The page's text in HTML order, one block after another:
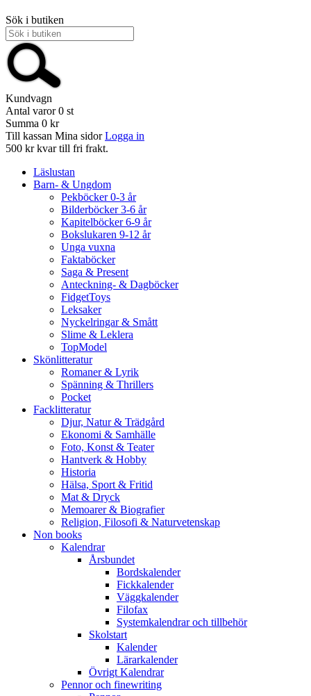
Sök i butiken
Kundvagn
Antal varor 0 st
Summa 0 kr
Till kassan Mina sidor Logga in
500 kr kvar till fri frakt.
Läslustan
Barn- & Ungdom
Pekböcker 0-3 år
Bilderböcker 3-6 år
Kapitelböcker 6-9 år
Bokslukaren 9-12 år
Unga vuxna
Faktaböcker
Saga & Present
Anteckning- & Dagböcker
FidgetToys
Leksaker
Nyckelringar & Smått
Slime & Leklera
TopModel
Skönlitteratur
Romaner & Lyrik
Spänning & Thrillers
Pocket
Facklitteratur
Djur, Natur & Trädgård
Ekonomi & Samhälle
Foto, Konst & Teater
Hantverk & Hobby
Historia
Hälsa, Sport & Fritid
Mat & Dryck
Memoarer & Biografier
Religion, Filosofi & Naturvetenskap
Non books
Kalendrar
Årsbundet
Bordskalender
Fickkalender
Väggkalender
Filofax
Systemkalendrar och tillbehör
Skolstart
Kalender
Lärarkalender
Övrigt Kalendrar
Pennor och finewriting